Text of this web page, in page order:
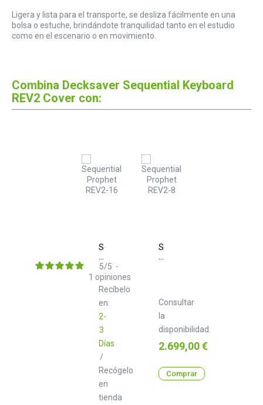
Ligera y lista para el transporte, se desliza fácilmente en una
bolsa o estuche, brindándote tranquilidad tanto en el estudio
como en el escenario o en movimiento.
Combina Decksaver Sequential Keyboard
REV2 Cover con:
Sequential
Prophet
REV2-
16
Keyboard
Recíbelo
en:
2-
3
Días
/
Recógelo
en
tienda
5/5 -
1 opiniones
Sequential
Prophet
Consultar
la
disponibilidad.
Precio
2.699,00 €
Comprar